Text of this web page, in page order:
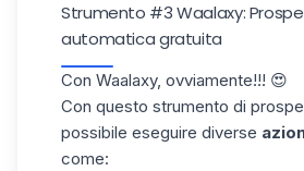
Strumento #3 Waalaxy:
automatica gratuita
Con Waalaxy, ovviamente!!! 😍
Con questo strumento di
possibile eseguire diverse
come: